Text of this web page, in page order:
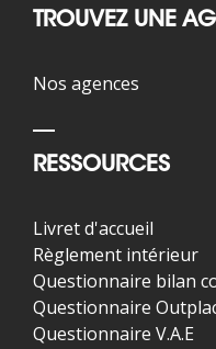
TROUVEZ UNE
Nos agences
RESSOURCES
Livret d'accueil
Règlement intérieur
Questionnaire bilan
Questionnaire
Questionnaire V.A.E